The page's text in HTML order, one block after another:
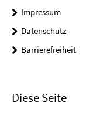
Impressum
Datenschutz
Barrierefreiheit
Diese Seite